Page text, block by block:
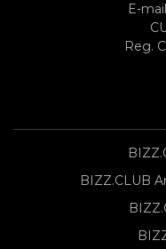
E-
Reg.
BIZZ.CLUB